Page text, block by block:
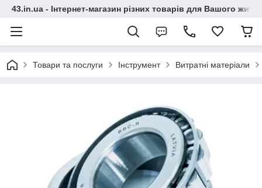
43.in.ua - Інтернет-магазин різних товарів для Вашого
Товари та послуги Інструмент Витратні матеріали